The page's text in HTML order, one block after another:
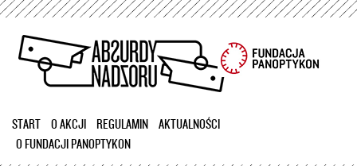
Przejdź
treści
START O AKCJI REGULAMIN
AKTUALNOŚCI
O FUNDACJI PANOPTYKON